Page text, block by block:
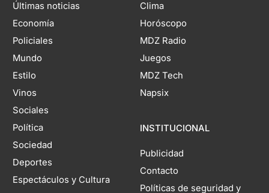
Últimas noticias
Economía
Policiales
Mundo
Estilo
Vinos
Sociales
Política
Sociedad
Deportes
Espectáculos y Cultura
Clima
Horóscopo
MDZ Radio
Juegos
MDZ Tech
Napsix
INSTITUCIONAL
Publicidad
Contacto
Políticas de seguridad y